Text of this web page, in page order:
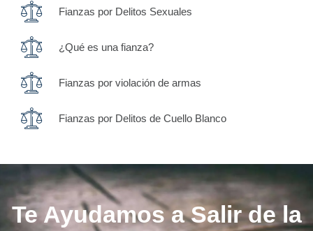
Fianzas por Delitos Sexuales
¿Qué es una fianza?
Fianzas por violación de armas
Fianzas por Delitos de Cuello Blanco
Te Ayudamos a Salir de la